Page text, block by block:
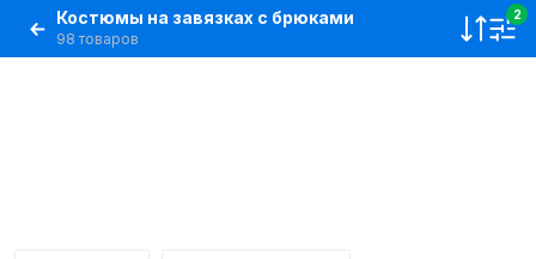
Костюмы на завязках с брюками
98 товаров
2